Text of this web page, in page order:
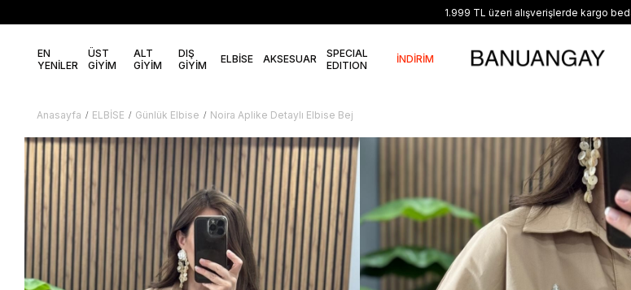
İndirimli ürünlerde değişim ve iade
EN
YENİLER
ÜST
GİYİM
ALT
GİYİM
DIŞ
GİYİM
ELBİSE AKSESUAR
SPECIAL
EDITION
İNDİRİM
Anasayfa ELBİSE Günlük Elbise Noira Aplike Detaylı Elbise Bej